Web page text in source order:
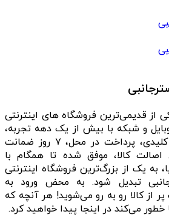
از قدیمی‌ترین فروشگاه های اینترنتی
و شبکه با بیش از یک دهه تجربه،
با پایبندی به سه اصل کلیدی، پرداخت در محل، ۷ روز ضمانت
کالا، موفق شده تا همگام با
به یک از بزرگ‌ترین فروشگاه اینترنتی
جانبی تبدیل شود. به محض ورود به
از کالا رو به رو می‌شوید! هر آنچه که
می‌کند در اینجا پیدا خواهید کرد.